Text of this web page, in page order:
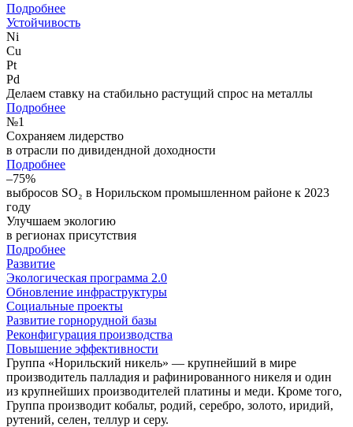
Подробнее
Устойчивость
Ni
Cu
Pt
Pd
Делаем ставку на стабильно растущий спрос на металлы
Подробнее
№1
Сохраняем лидерство
в отрасли по дивидендной доходности
Подробнее
–75%
выбросов SO₂ в Норильском промышленном районе к 2023
году
Улучшаем экологию
в регионах присутствия
Подробнее
Развитие
Экологическая программа 2.0
Обновление инфраструктуры
Социальные проекты
Развитие горнорудной базы
Реконфигурация производства
Повышение эффективности
Группа «Норильский никель» — крупнейший в мире
производитель палладия и рафинированного никеля и один
из крупнейших производителей платины и меди. Кроме того,
Группа производит кобальт, родий, серебро, золото, иридий,
рутений, селен, теллур и серу.